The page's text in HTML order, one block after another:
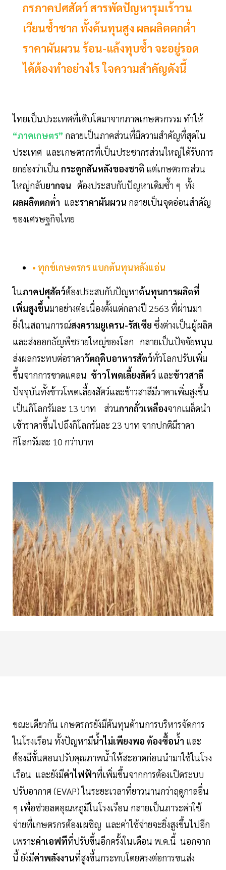
กรภาคปศสัตว์ สารพัดปัญหารุมเร้าวน
เวียนซ้ำซาก ทั้งต้นทุนสูง ผลผลิตตกต่ำ
ราคาผันผวน ร้อน-แล้งทุบซ้ำ จะอยู่รอด
ได้ต้องทำอย่างไร ใจความสำคัญดังนี้
ไทยเป็นประเทศที่เติบโตมาจากภาคเกษตรกรรม ทำให้
“ภาคเกษตร” กลายเป็นภาคส่วนที่มีความสำคัญที่สุดใน
ประเทศ และเกษตรกรที่เป็นประชากรส่วนใหญ่ได้รับการ
ยกย่องว่าเป็น กระดูกสันหลังของชาติ แต่เกษตรกรส่วน
ใหญ่กลับยากจน ต้องประสบกับปัญหาเดิมซ้ำ ๆ ทั้ง
ผลผลิตตกต่ำ และราคาผันผวน กลายเป็นจุดอ่อนสำคัญ
ของเศรษฐกิจไทย
• ทุกข์เกษตรกร แบกต้นทุนหลังแอ่น
ในภาคปศุสัตว์ต้องประสบกับปัญหาต้นทุนการผลิตที่
เพิ่มสูงขึ้นมาอย่างต่อเนื่องตั้งแต่กลางปี 2563 ที่ผ่านมา
ยิ่งในสถานการณ์สงครามยูเครน-รัสเซีย ซึ่งต่างเป็นผู้ผลิต
และส่งออกธัญพืชรายใหญ่ของโลก กลายเป็นปัจจัยหนุน
ส่งผลกระทบต่อราคาวัตถุดิบอาหารสัตว์ทั่วโลกปรับเพิ่ม
ขึ้นจากการขาดแคลน ข้าวโพดเลี้ยงสัตว์ และข้าวสาลี
ปัจจุบันทั้งข้าวโพดเลี้ยงสัตว์และข้าวสาลีมีราคาเพิ่มสูงขึ้น
เป็นกิโลกรัมละ 13 บาท ส่วนกากถั่วเหลืองจากเมล็ดนำ
เข้าราคาขึ้นไปถึงกิโลกรัมละ 23 บาท จากปกติมีราคา
กิโลกรัมละ 10 กว่าบาท
ขณะเดียวกัน เกษตรกรยังมีต้นทุนด้านการบริหารจัดการ
ในโรงเรือน ทั้งปัญหามีน้ำไม่เพียงพอ ต้องซื้อน้ำ และ
ต้องมีขั้นตอนปรับคุณภาพน้ำให้สะอาดก่อนนำมาใช้ในโรง
เรือน และยังมีค่าไฟฟ้าที่เพิ่มขึ้นจากการต้องเปิดระบบ
ปรับอากาศ (EVAP) ในระยะเวลาที่ยาวนานกว่าฤดูกาลอื่น
ๆ เพื่อช่วยลดอุณหภูมิในโรงเรือน กลายเป็นภาระค่าใช้
จ่ายที่เกษตรกรต้องเผชิญ และค่าใช้จ่ายจะยิ่งสูงขึ้นไปอีก
เพราะค่าเอฟทีที่ปรับขึ้นอีกครั้งในเดือน พ.ค.นี้ นอกจาก
นี้ ยังมีค่าพลังงานที่สูงขึ้นกระทบโดยตรงต่อการขนส่ง